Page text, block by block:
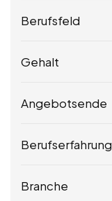
Berufsfeld
Gehalt
Angebotsende
Berufserfahrung
Branche